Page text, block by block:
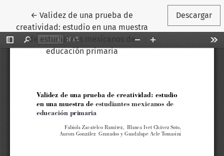
←Volver a los detalles del artículo
Validez de una prueba de
creatividad: estudio en una muestra
de estudiantes mexicanos de
educación primaria
Descargar